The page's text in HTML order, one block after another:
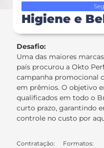
Higiene e
Desafio:
Uma das maiores
país procurou a Okto
campanha promocional
em prêmios. O objetivo
qualificados em todo o
curto prazo, garantindo
controle no custo por
Contratação: Formatos: